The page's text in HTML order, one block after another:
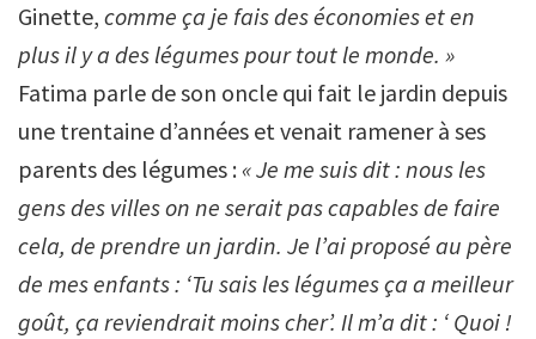
Ginette, comme ça je fais des économies et en
plus il y a des légumes pour tout le monde. »
Fatima parle de son oncle qui fait le jardin depuis
une trentaine d’années et venait ramener à ses
parents des légumes : « Je me suis dit : nous les
gens des villes on ne serait pas capables de faire
cela, de prendre un jardin. Je l’ai proposé au père
de mes enfants : ‘Tu sais les légumes ça a meilleur
goût, ça reviendrait moins cher’. Il m’a dit : ‘ Quoi !